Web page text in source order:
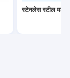
स्टेनलेस स्टील